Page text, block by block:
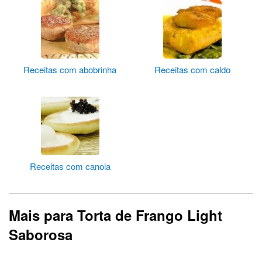
Receitas com abobrinha Receitas com caldo
Receitas com canola
Mais para Torta de Frango Light
Saborosa